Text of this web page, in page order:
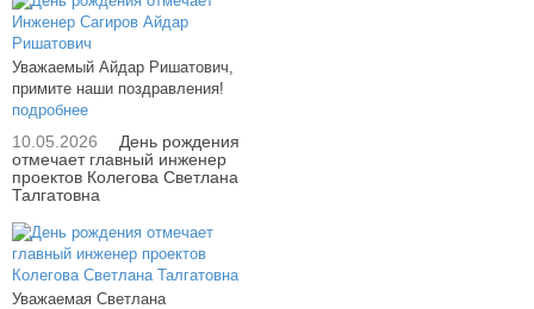
Уважаемый Айдар Ришатович,
примите наши поздравления!
подробнее
10.05.2026
День рождения
отмечает главный инженер
проектов Колегова Светлана
Талгатовна
Уважаемая Светлана